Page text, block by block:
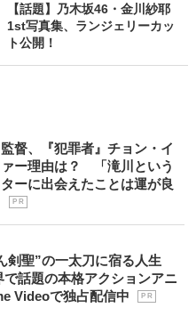
【話題】乃木坂46・金川紗耶
1st写真集、ランジェリーカッ
ト公開！
督、『犯罪者』チョン・イ
ー理由は？ 「滝川という
ーに出会えたことは運が良
P R
剣聖”の一太刀に宿る人生
話題の本格アクションアニ
Videoで独占配信中
P R